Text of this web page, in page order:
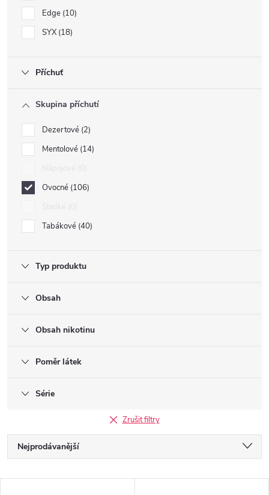
Edge 10
SYX 18
Příchuť
Skupina příchutí
Dezertové 2
Mentolové 14
Ovocné 106
Tabákové 40
Typ produktu
Obsah
Obsah nikotinu
Poměr látek
Série
Zrušit filtry
Ř
a
Nejprodávanější